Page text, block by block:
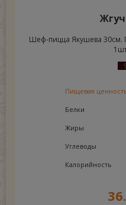
Шеф-пицца Якушева 30см.
Пищевая
Белки
Жиры
Углеводы
Калорийность